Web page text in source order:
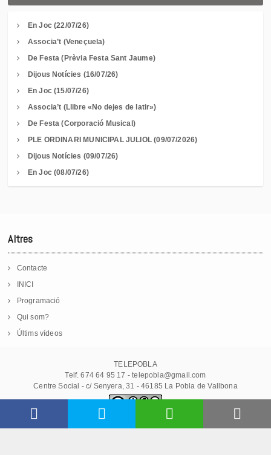
En Joc (22/07/26)
Associa’t (Veneçuela)
De Festa (Prèvia Festa Sant Jaume)
Dijous Notícies (16/07/26)
En Joc (15/07/26)
Associa’t (Llibre «No dejes de latir»)
De Festa (Corporació Musical)
PLE ORDINARI MUNICIPAL JULIOL (09/07/2026)
Dijous Notícies (09/07/26)
En Joc (08/07/26)
Altres
Contacte
INICI
Programació
Qui som?
Últims vídeos
TELEPOBLA
Telf. 674 64 95 17 - telepobla@gmail.com
Centre Social - c/ Senyera, 31 - 46185 La Pobla de Vallbona